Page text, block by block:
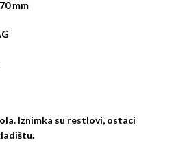
mm
Iznimka su restlovi, ostaci